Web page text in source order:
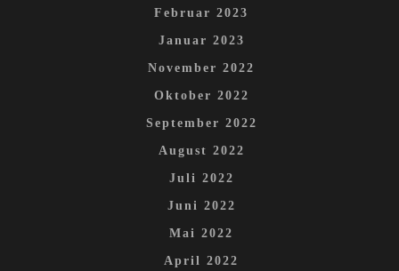
Februar 2023
Januar 2023
November 2022
Oktober 2022
September 2022
August 2022
Juli 2022
Juni 2022
Mai 2022
April 2022